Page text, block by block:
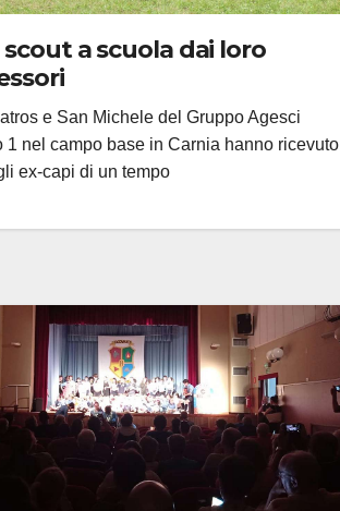
scout a scuola dai loro
e San Michele del Gruppo Agesci
1 nel campo base in Carnia hanno ricevuto
ex-capi di un tempo